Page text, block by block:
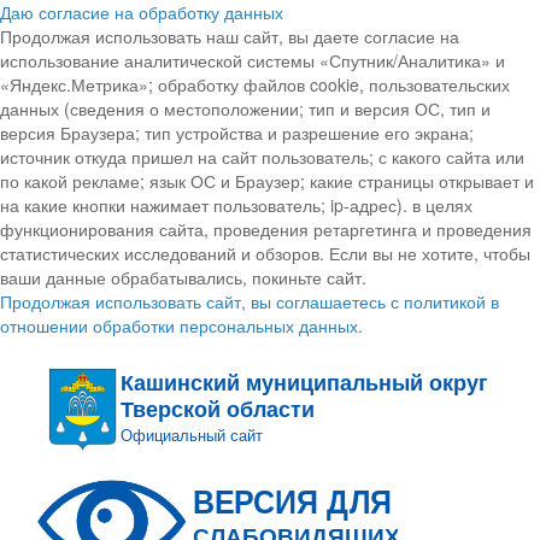
Даю согласие на обработку данных
Продолжая использовать наш сайт, вы даете согласие на
использование аналитической системы «Спутник/Аналитика» и
«Яндекс.Метрика»; обработку файлов cookie, пользовательских
данных (сведения о местоположении; тип и версия ОС, тип и
версия Браузера; тип устройства и разрешение его экрана;
источник откуда пришел на сайт пользователь; с какого сайта или
по какой рекламе; язык ОС и Браузер; какие страницы открывает и
на какие кнопки нажимает пользователь; ip-адрес). в целях
функционирования сайта, проведения ретаргетинга и проведения
статистических исследований и обзоров. Если вы не хотите, чтобы
ваши данные обрабатывались, покиньте сайт.
Продолжая использовать сайт, вы соглашаетесь с политикой в
отношении обработки персональных данных.